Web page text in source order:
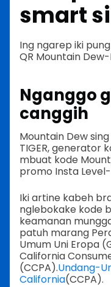
smart
Ing ngarep iki
QR Mountain
Nganggo
canggih
Mountain Dew
TIGER, generator
mbuat kode
promo Insta Level-
Iki artine kabeh
nglebokake kode
keamanan
patuh marang
Umum Uni Eropa
California
(CCPA).Undang-
California(CCPA).